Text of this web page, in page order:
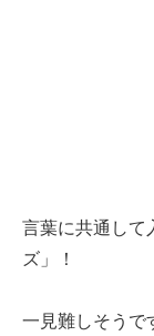
言葉に共通して
ズ」！
一見難しそうで